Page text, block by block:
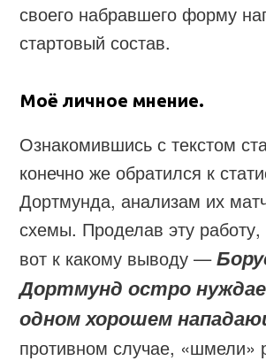
своего набравшего форму
стартовый состав.
Моё личное мнение.
Ознакомившись с текстом
конечно же обратился к
Дортмунда, анализам их
схемы. Проделав эту
вот к какому выводу —
Дортмунд остро
одном хорошем
противном случае, «шмели»